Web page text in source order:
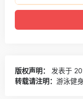
版权声明：
发表于
转载请注明： 游泳健